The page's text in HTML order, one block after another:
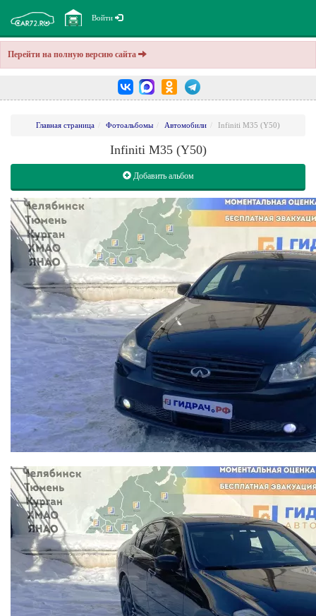
Перейти на полную версию сайта
Войти
Главная страница Фотоальбомы Автомобили Infiniti M35 (Y50)
Infiniti M35 (Y50)
Добавить альбом